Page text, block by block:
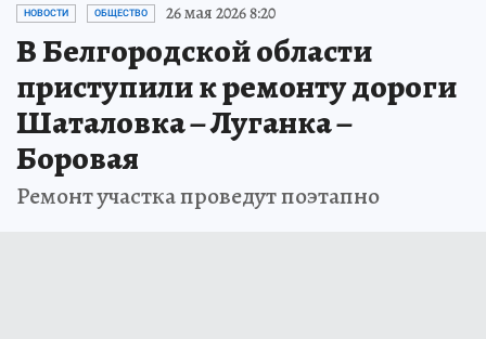
НОВОСТИ ОБЩЕСТВО 26 мая 2026 8:20
В Белгородской области
приступили к ремонту дороги
Шаталовка – Луганка –
Боровая
Ремонт участка проведут поэтапно